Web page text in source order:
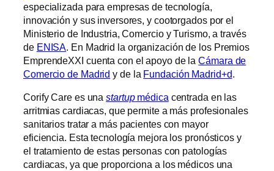
especializada para empresas de tecnología,
innovación y sus inversores, y cootorgados por el
Ministerio de Industria, Comercio y Turismo, a través
de ENISA. En Madrid la organización de los Premios
EmprendeXXI cuenta con el apoyo de laCámara de
Comercio de Madrid y de la Fundación Madrid+d.
Corify Care es unastartupmédica centrada en las
arritmias cardiacas, que permite a más profesionales
sanitarios tratar a más pacientes con mayor
eficiencia. Esta tecnología mejora los pronósticos y
el tratamiento de estas personas con patologías
cardiacas, ya que proporciona a los médicos una